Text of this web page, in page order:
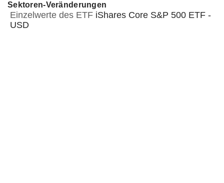
Sektoren-Veränderungen
Einzelwerte des ETF iShares Core S&P 500 ETF -
USD